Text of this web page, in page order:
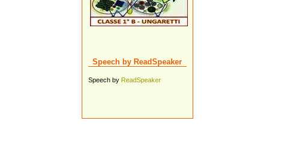
Speech by ReadSpeaker
Speech by ReadSpeaker